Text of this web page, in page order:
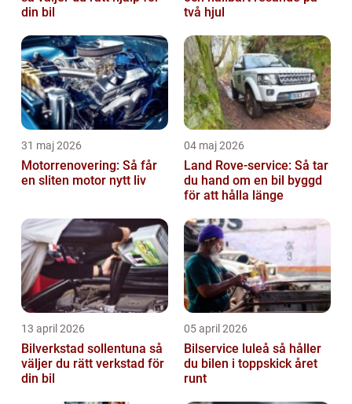
din bil
två hjul
31 maj 2026
Motorrenovering: Så får
en sliten motor nytt liv
04 maj 2026
Land Rove-service: Så tar
du hand om en bil byggd
för att hålla länge
13 april 2026
Bilverkstad sollentuna så
väljer du rätt verkstad för
din bil
05 april 2026
Bilservice luleå så håller
du bilen i toppskick året
runt